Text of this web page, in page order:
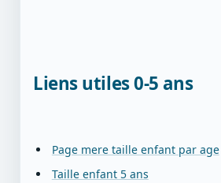
Liens utiles 0-5 ans
Page mere taille enfant par age
Taille enfant 5 ans